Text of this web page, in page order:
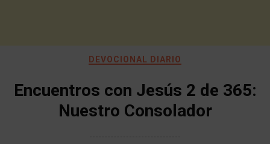
DEVOCIONAL DIARIO
Encuentros con Jesús 2 de 365:
Nuestro Consolador